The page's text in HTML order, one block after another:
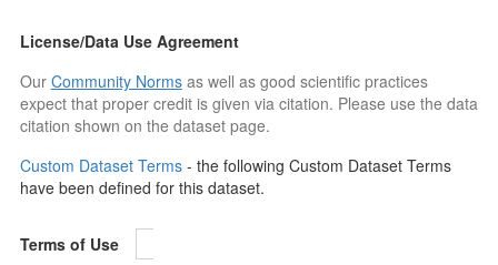
License/Data Use Agreement
Our Community Normsas well as good scientific practices
expect that proper credit is given via citation. Please use the data
citation shown on the dataset page.
Custom Dataset Terms - the following Custom Dataset Terms
have been defined for this dataset.
Terms of Use